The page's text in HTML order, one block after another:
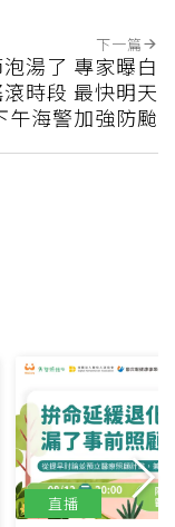
下一篇
湯了 專家曝白
時段 最快明天
午海警加強防颱
直播